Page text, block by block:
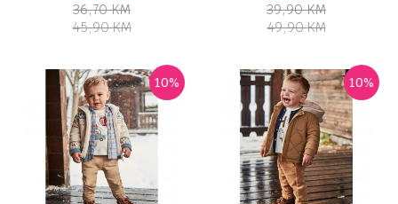
36,70KM
45,90KM
39,90KM
49,90KM
10% 10%